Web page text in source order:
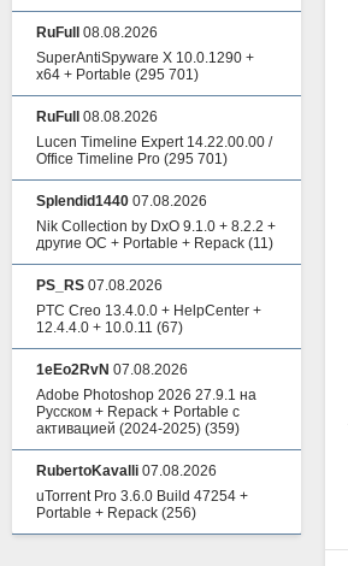
RuFull
08.08.2026
SuperAntiSpyware X 10.0.1290 +
x64 + Portable (295 701)
RuFull
08.08.2026
Lucen Timeline Expert 14.22.00.00 /
Office Timeline Pro (295 701)
Splendid1440 07.08.2026
Nik Collection by DxO 9.1.0 + 8.2.2 +
другие ОС + Portable + Repack (11)
PS_RS 07.08.2026
PTC Creo 13.4.0.0 + HelpCenter +
12.4.4.0 + 10.0.11 (67)
1eEo2RvN 07.08.2026
Adobe Photoshop 2026 27.9.1 на
Русском + Repack + Portable с
активацией (2024-2025) (359)
RubertoKavalli 07.08.2026
uTorrent Pro 3.6.0 Build 47254 +
Portable + Repack (256)